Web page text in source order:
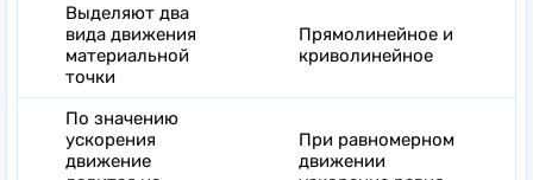
Выделяют два
вида движения
материальной
точки
Прямолинейное и
криволинейное
По значению
ускорения
движение
При равномерном
движении